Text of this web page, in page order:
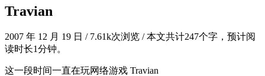
Travian
2007 年 12 月 19 日 /7.61k次浏览 /本文共计247个字，预计阅
读时长1分钟。
这一段时间一直在玩网络游戏 Travian